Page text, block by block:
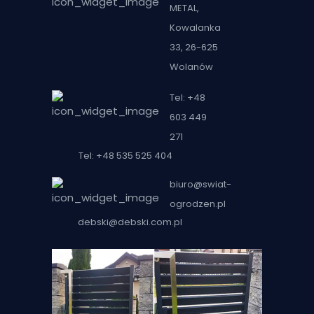
METAL,
Kowalanka
33, 26-625
Wolanów
Tel: +48
603 449
271
Tel: +48 535 525 404
biuro@swiat-
ogrodzen.pl
debski@debski.com.pl